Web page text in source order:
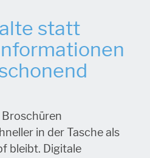
statt
in der Tasche als
bleibt. Digitale